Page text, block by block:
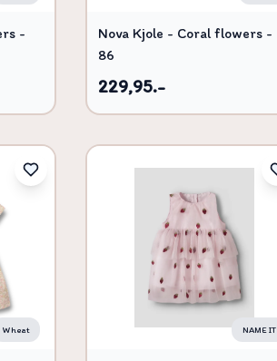
-
Nova Kjole - Coral flowers -
86
229,95.-
Wheat NAME IT